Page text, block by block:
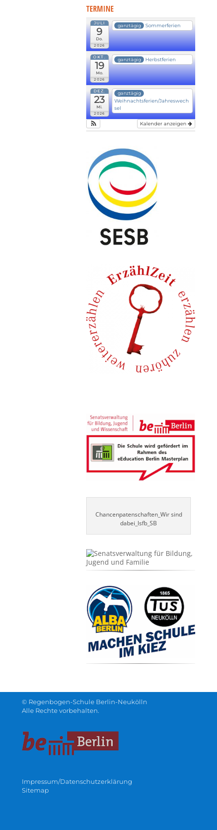
TERMINE
JULI
9
Do.
2026
ganztägig Sommerferien
OKT.
19
Mo.
2026
ganztägig Herbstferien
DEZ.
23
Mi.
2026
ganztägig
Weihnachtsferien/Jahreswech
sel
Kalender anzeigen
Chancenpatenschaften_Wir sind
dabei_lsfb_SB
© Regenbogen-Schule Berlin-Neukölln
Alle Rechte vorbehalten.
Impressum/Datenschutzerklärung
Sitemap